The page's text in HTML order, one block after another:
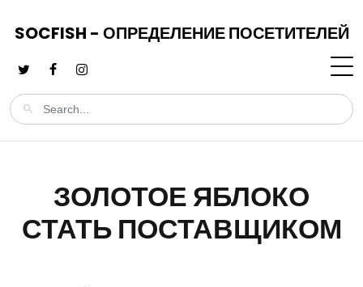
SOCFISH - ОПРЕДЕЛЕНИЕ ПОСЕТИТЕЛЕЙ
ЗОЛОТОЕ ЯБЛОКО
СТАТЬ ПОСТАВЩИКОМ